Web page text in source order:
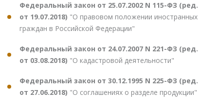
Федеральный закон от 25.07.2002 N 115-ФЗ (ред.
от 19.07.2018) "О правовом положении иностранных
граждан в Российской Федерации"
Федеральный закон от 24.07.2007 N 221-ФЗ (ред.
от 03.08.2018) "О кадастровой деятельности"
Федеральный закон от 30.12.1995 N 225-ФЗ (ред.
от 27.06.2018) "О соглашениях о разделе продукции"